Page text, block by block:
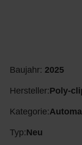
Baujahr: 2025
Hersteller:Poly-
Kategorie:
Typ:Neu